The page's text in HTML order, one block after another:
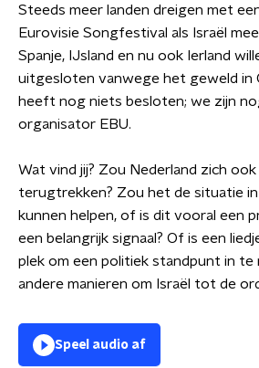
Steeds meer landen dreigen met
Eurovisie Songfestival als Israël
Spanje, IJsland en nu ook Ierland
uitgesloten vanwege het geweld in
heeft nog niets besloten; we zijn
organisator EBU.
Wat vind jij? Zou Nederland zich
terugtrekken? Zou het de situatie in
kunnen helpen, of is dit vooral een
een belangrijk signaal? Of is een
plek om een politiek standpunt in te
andere manieren om Israël tot de
Speel audio af